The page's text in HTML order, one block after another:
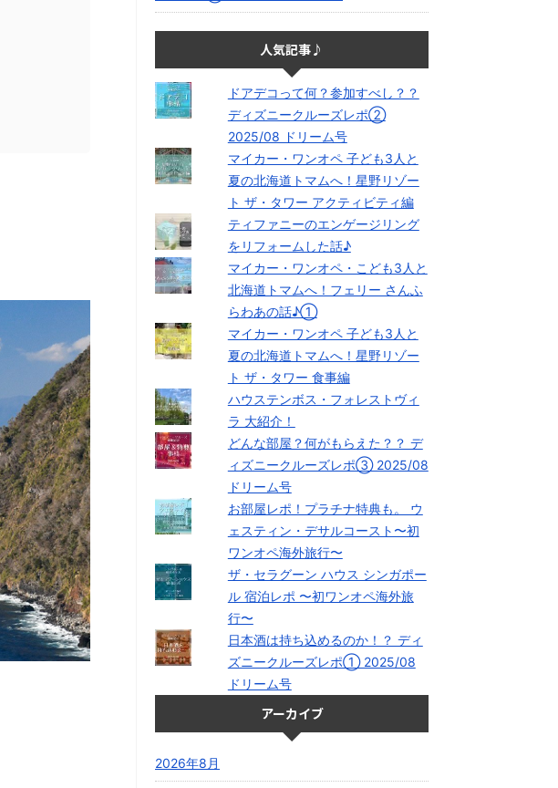
人気記事♪
ドアデコって何？参加すべし？？
ディズニークルーズレポ②
2025/08 ドリーム号
マイカー・ワンオペ 子ども3人と
夏の北海道トマムへ！星野リゾー
ト ザ・タワー アクティビティ編
ティファニーのエンゲージリング
をリフォームした話♪
マイカー・ワンオペ・こども3人と
北海道トマムへ！フェリー さんふ
らわあの話♪①
マイカー・ワンオペ 子ども3人と
夏の北海道トマムへ！星野リゾー
ト ザ・タワー 食事編
ハウステンボス・フォレストヴィ
ラ 大紹介！
どんな部屋？何がもらえた？？ デ
ィズニークルーズレポ③ 2025/08
ドリーム号
お部屋レポ！プラチナ特典も。 ウ
ェスティン・デサルコースト〜初
ワンオペ海外旅行〜
ザ・セラグーン ハウス シンガポー
ル 宿泊レポ 〜初ワンオペ海外旅
行〜
日本酒は持ち込めるのか！？ ディ
ズニークルーズレポ① 2025/08
ドリーム号
アーカイブ
2026年8月